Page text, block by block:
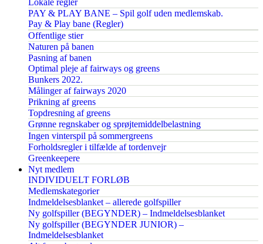
Lokale regler
PAY & PLAY BANE – Spil golf uden medlemskab.
Pay & Play bane (Regler)
Offentlige stier
Naturen på banen
Pasning af banen
Optimal pleje af fairways og greens
Bunkers 2022.
Målinger af fairways 2020
Prikning af greens
Topdresning af greens
Grønne regnskaber og sprøjtemiddelbelastning
Ingen vinterspil på sommergreens
Forholdsregler i tilfælde af tordenvejr
Greenkeepere
Nyt medlem
INDIVIDUELT FORLØB
Medlemskategorier
Indmeldelsesblanket – allerede golfspiller
Ny golfspiller (BEGYNDER) – Indmeldelsesblanket
Ny golfspiller (BEGYNDER JUNIOR) –
Indmeldelsesblanket